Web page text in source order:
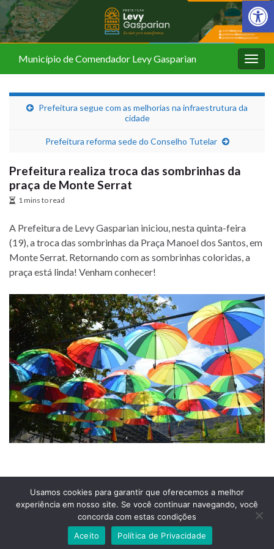
Barra de
Município de Comendador Levy Gasparian
Prefeitura segue com as melhorias na infraestrutura da
cidade
Prefeitura reforma sede do Conselho Tutelar
Prefeitura realiza troca das sombrinhas da
praça de Monte Serrat
1 mins to read
A Prefeitura de Levy Gasparian iniciou, nesta quinta-feira
(19), a troca das sombrinhas da Praça Manoel dos Santos, em
Monte Serrat. Retornando com as sombrinhas coloridas, a
praça está linda! Venham conhecer!
Prefeitura Municipal de Comendador Levy Gasparian
Est União Indústria, S/Nº, KM 131 Exposição, Comendador Levy Gasparian /RJ –
Telefones: (24) 2254-1344 – (24) 2254-1094
Usamos cookies para garantir que oferecemos a melhor
experiência em nosso site. Se você continuar navegando, você
concorda com estas condições
Aceito
Política de Privacidade